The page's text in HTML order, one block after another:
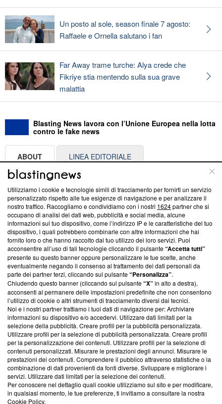
Un posto al sole, season finale 7 agosto:
Raffaele e Ornella salutano i fan
Far Away trame turche: Alya crede che
Fikriye stia mentendo sulla sua grave
malattia
Blasting News lavora con l’Unione Europea nella lotta
contro le fake news
ABOUT LINEA EDITORIALE
Questa sezione offre informazioni trasparenti su Blasting
News, sui nostri processi editoriali e su come ci impegniamo a
creare news di qualità. Inoltre, afferma la nostra aderenza a
‘Trust Project - News with Integrity’Blasting News non è
ancora membro del programma, ma ha richiesto di farne
parte; Trust Project non ha ancora effettuato una verifica di
conformità agli standard.
Su di noi
Team editoriale
Corporate
Redazione
Informativa Privacy
Cookie Policy
Blasting SA, IDI CHE-247.845.224, Via Carlo Frasca, 3 - 6900
Lugano (Svizzera) Tel:+39 0690258937
© 2026 Blasting News
Utilizziamo i cookie e tecnologie simili di tracciamento per fornirti un servizio
personalizzato rispetto alle tue esigenze di navigazione e per analizzare il
nostro traffico. Raccogliamo e condividiamo con i nostri 1624partner che si
occupano di analisi dei dati web, pubblicità e social media, alcune
informazioni sul tuo dispositivo, come l’indirizzo IP e le caratteristiche del tuo
dispositivo, i quali potrebbero combinarle con altre informazioni che hai
fornito loro o che hanno raccolto dal tuo utilizzo dei loro servizi. Puoi
acconsentire all’uso di tali tecnologie cliccando il pulsante“Accetta tutti”
presente su questo banner oppure personalizzare le tue scelte, anche
eventualmente negando il consenso al trattamento dei dati personali da
parte dei partner terzi, cliccando sul pulsante“Personalizza”.
Chiudendo questo banner (cliccando sul pulsante“X”in alto a destra),
acconsenti al permanere delle impostazioni predefinite che non consentono
l’utilizzo di cookie o altri strumenti di tracciamento diversi dai tecnici.
Noi e i nostri partner trattiamo i tuoi dati di navigazione per: Archiviare
informazioni su dispositivo e/o accedervi. Utilizzare dati limitati per la
selezione della pubblicità. Creare profili per la pubblicità personalizzata.
Utilizzare profili per la selezione di pubblicità personalizzata. Creare profili
per la personalizzazione dei contenuti. Utilizzare profili per la selezione di
contenuti personalizzati. Misurare le prestazioni degli annunci. Misurare le
prestazioni dei contenuti. Comprendere il pubblico attraverso statistiche o la
combinazione di dati provenienti da fonti diverse. Sviluppare e migliorare i
servizi. Utilizzare dati limitati per la selezione dei contenuti.
Per conoscere nel dettaglio quali cookie utilizziamo sul sito e per modificare,
in qualsiasi momento, le tue preferenze, ti invitiamo a consultare la nostra
Cookie Policy.